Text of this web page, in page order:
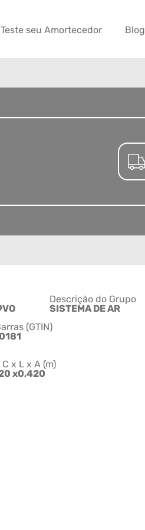
Teste seu Amortecedor Blog
Descrição do Grupo
SISTEMA DE AR
(GTIN)
x L x A (m)
x0,420